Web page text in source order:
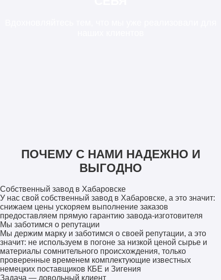
ПОЧЕМУ С НАМИ НАДЕЖНО И
ВЫГОДНО
Собственный завод в Хабаровске
У нас свой собственный завод в Хабаровске, а это значит:
снижаем цены ускоряем выполнение заказов
предоставляем прямую гарантию завода-изготовителя
Мы заботимся о репутации
Мы держим марку и заботимся о своей репутации, а это
значит: не используем в погоне за низкой ценой сырье и
материалы сомнительного происхождения, только
проверенные временем комплектующие известных
немецких поставщиков КБЕ и Зигения
Задача — довольный клиент